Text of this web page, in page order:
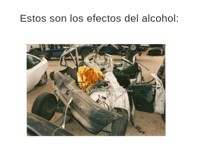
Estos son los efectos del alcohol: